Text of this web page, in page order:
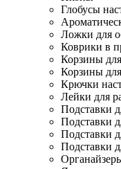
Глобусы
Ложки для
Коврики в
Корзины
Корзины
Крючки
Лейки для
Подставки
Подставки
Подставки
Подставки